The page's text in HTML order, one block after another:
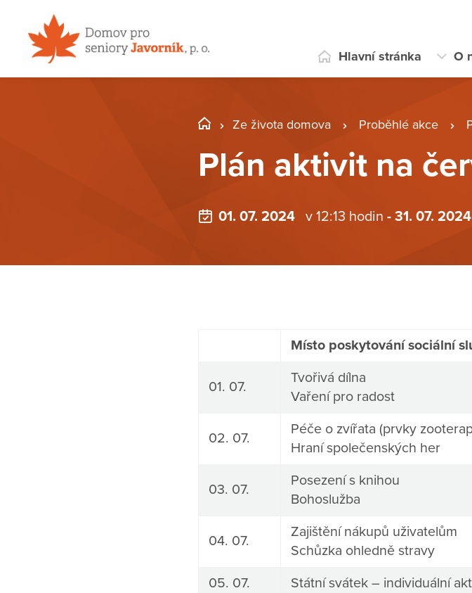
Hlavní stránka O
Ze života domova Proběhlé akce
Plán aktivit na
01. 07. 2024 v 12:13 hodin - 31. 07. 2024
Místo poskytování sociální
01. 07.
Tvořivá dílna
Vaření pro radost
02. 07.
Péče o zvířata (prvky
Hraní společenských her
03. 07.
Posezení s knihou
Bohoslužba
04. 07.
Zajištění nákupů uživatelům
Schůzka ohledně stravy
05. 07.
Státní svátek – individuální